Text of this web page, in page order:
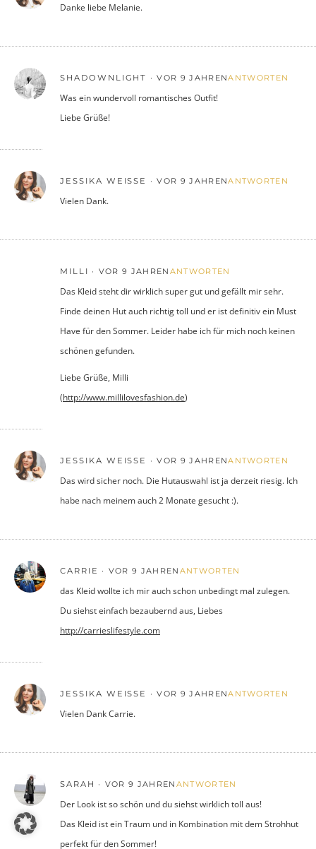
Danke liebe Melanie.
SHADOWNLIGHT VOR 9 JAHRENANTWORTEN
Was ein wundervoll romantisches Outfit!
Liebe Grüße!
JESSIKA WEISSE VOR 9 JAHRENANTWORTEN
Vielen Dank.
MILLI VOR 9 JAHREN ANTWORTEN
Das Kleid steht dir wirklich super gut und gefällt mir sehr.
Finde deinen Hut auch richtig toll und er ist definitiv ein Must
Have für den Sommer. Leider habe ich für mich noch keinen
schönen gefunden.
Liebe Grüße, Milli
(http://www.millilovesfashion.de)
JESSIKA WEISSE VOR 9 JAHRENANTWORTEN
Das wird sicher noch. Die Hutauswahl ist ja derzeit riesig. Ich
habe nach meinem auch 2 Monate gesucht :).
CARRIE VOR 9 JAHREN ANTWORTEN
das Kleid wollte ich mir auch schon unbedingt mal zulegen.
Du siehst einfach bezaubernd aus, Liebes
http://carrieslifestyle.com
JESSIKA WEISSE VOR 9 JAHRENANTWORTEN
Vielen Dank Carrie.
SARAH VOR 9 JAHREN ANTWORTEN
Der Look ist so schön und du siehst wirklich toll aus!
Das Kleid ist ein Traum und in Kombination mit dem Strohhut
perfekt für den Sommer!